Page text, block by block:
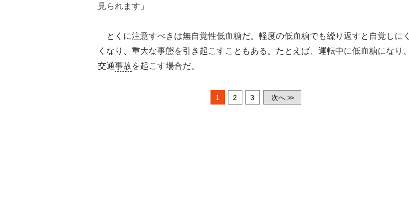
見られます」
とくに注意すべきは無自覚性低血糖だ。軽度の低血糖でも繰り返すと自覚しにく
くなり、重大な事態を引き起こすこともある。たとえば、運転中に低血糖になり、
交通事故を起こす場合だ。
1 2 3 次へ >>